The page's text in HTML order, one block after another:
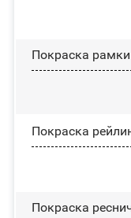
Покраска
Покраска
Покраска